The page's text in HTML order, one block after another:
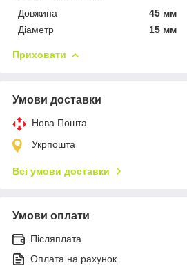
Довжина
45 мм
Діаметр
15 мм
Приховати
Умови доставки
Нова Пошта
Укрпошта
Всі умови доставки
Умови оплати
Післяплата
Оплата на рахунок